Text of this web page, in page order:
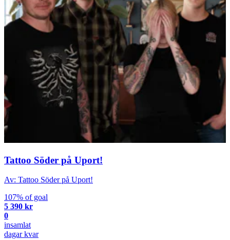
Tattoo Söder på Uport!
Av: Tattoo Söder på Uport!
107% of goal
5 390 kr
0
insamlat
dagar kvar